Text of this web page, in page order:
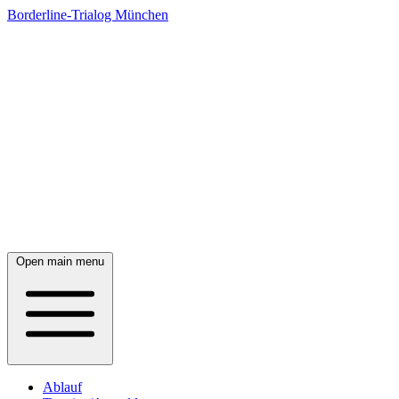
Borderline-Trialog München
Open main menu
Ablauf